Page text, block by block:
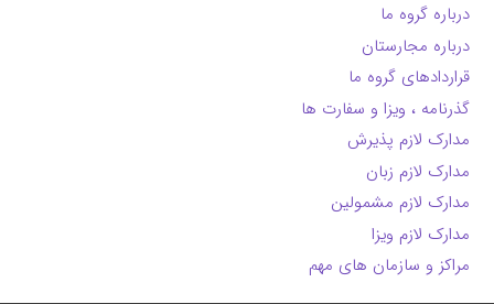
درباره گروه ما
درباره مجارستان
قراردادهای گروه ما
گذرنامه ، ویزا و سفارت ها
مدارک لازم پذیرش
مدارک لازم زبان
مدارک لازم مشمولین
مدارک لازم ویزا
مراکز و سازمان های مهم